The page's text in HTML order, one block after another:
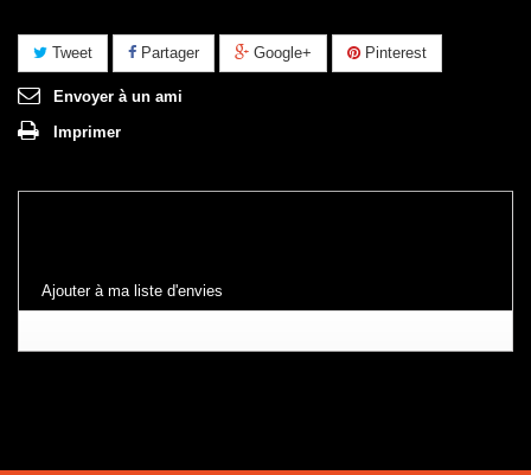
Tweet Partager Google+ Pinterest
Envoyer à un ami
Imprimer
Ajouter à ma liste d'envies